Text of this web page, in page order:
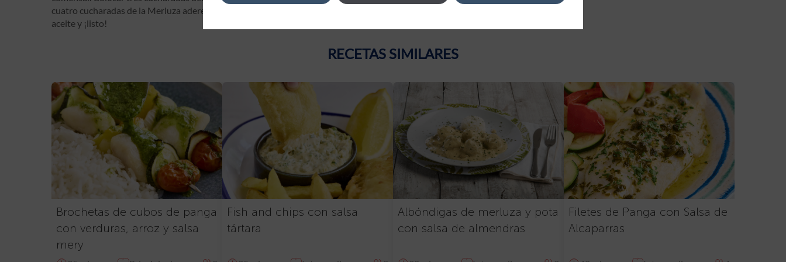
cuatro cucharadas de la Merluza aderezada. Distribuir los brotes de rúcula y los picatostes. Regar con un hilo de
aceite y ¡listo!
RECETAS SIMILARES
Brochetas de cubos de panga
con verduras, arroz y salsa
mery
Fish and chips con salsa
tártara
Albóndigas de merluza y pota
con salsa de almendras
Filetes de Panga con Salsa de
Alcaparras